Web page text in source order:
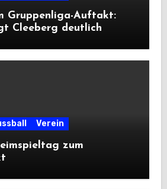
Gruppenliga-Auftakt:
Cleeberg deutlich
Verein
zum